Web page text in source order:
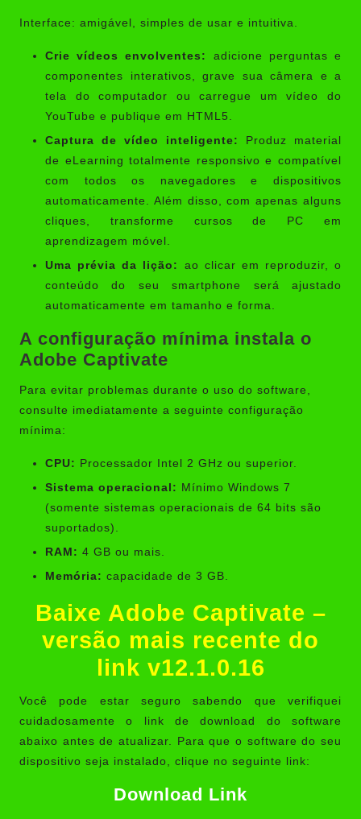
Interface: amigável, simples de usar e intuitiva.
Crie vídeos envolventes:
adicione perguntas e
componentes interativos, grave sua câmera e a
tela do computador ou carregue um vídeo do
YouTube e publique em HTML5.
Captura de vídeo inteligente:
Produz material
de eLearning totalmente responsivo e compatível
com todos os navegadores e dispositivos
automaticamente. Além disso, com apenas alguns
cliques, transforme cursos de PC em
aprendizagem móvel.
Uma prévia da lição:
ao clicar em reproduzir, o
conteúdo do seu smartphone será ajustado
automaticamente em tamanho e forma.
A configuração mínima instala o
Adobe Captivate
Para evitar problemas durante o uso do software,
consulte imediatamente a seguinte configuração
mínima:
CPU: Processador Intel 2 GHz ou superior.
Sistema operacional: Mínimo Windows 7
(somente sistemas operacionais de 64 bits são
suportados).
RAM: 4 GB ou mais.
Memória: capacidade de 3 GB.
Baixe Adobe Captivate –
versão mais recente do
link v12.1.0.16
Você pode estar seguro sabendo que verifiquei
cuidadosamente o link de download do software
abaixo antes de atualizar. Para que o software do seu
dispositivo seja instalado, clique no seguinte link:
Download Link